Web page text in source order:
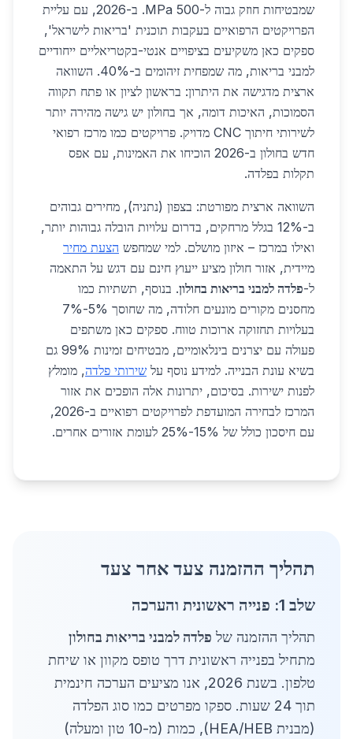
שמבטיחות חוזק גבוה ל-500 MPa. ב-2026, עם עליית
הפרויקטים הרפואיים בעקבות תוכנית 'בריאות לישראל',
ספקים כאן משקיעים בציפויים אנטי-בקטריאליים ייחודיים
למבני בריאות, מה שמפחית זיהומים ב-40%. השוואה
ארצית מדגישה את היתרון: בראשון לציון או פתח תקווה
הסמוכות, האיכות דומה, אך בחולון יש גישה מהירה יותר
לשירותי חיתוך CNC מדויק. פרויקטים כמו מרכז רפואי
חדש בחולון ב-2026 הוכיחו את האמינות, עם אפס
תקלות בפלדה.
השוואה ארצית מפורטת: בצפון (נתניה), מחירים גבוהים
ב-12% בגלל מרחקים, בדרום עלויות הובלה גבוהות יותר,
ואילו במרכז – איזון מושלם. למי שמחפש הצעת מחיר
מיידית, אזור חולון מציע ייעוץ חינם עם דגש על התאמה
ל-פלדה למבני בריאות בחולון. בנוסף, תשתיות כמו
מחסנים מקורים מונעים חלודה, מה שחוסך 5%-7%
בעלויות תחזוקה ארוכות טווח. ספקים כאן משתפים
פעולה עם יצרנים בינלאומיים, מבטיחים זמינות 99% גם
בשיא עונת הבנייה. למידע נוסף על שירותי פלדה, מומלץ
לפנות ישירות. בסיכום, יתרונות אלה הופכים את אזור
המרכז לבחירה המועדפת לפרויקטים רפואיים ב-2026,
עם חיסכון כולל של 15%-25% לעומת אזורים אחרים.
תהליך ההזמנה צעד אחר צעד
שלב 1: פנייה ראשונית והערכה
תהליך ההזמנה של פלדה למבני בריאות בחולון
מתחיל בפנייה ראשונית דרך טופס מקוון או שיחת
טלפון. בשנת 2026, אנו מציעים הערכה חינמית
תוך 24 שעות. ספקו מפרטים כמו סוג הפלדה
(מבנית HEA/HEB), כמות (מ-10 טון ומעלה)